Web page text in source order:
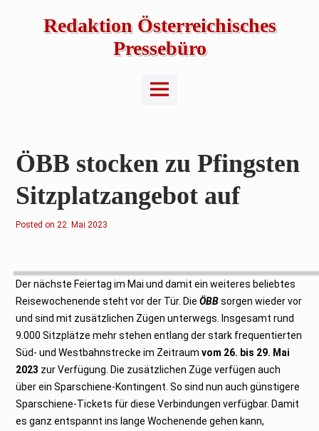
Redaktion Österreichisches
Pressebüro
Main
Menu
ÖBB stocken zu Pfingsten
Sitzplatzangebot auf
Posted on2
i
2
0
2
3
22. Mai 2023
Der nächste Feiertag im Mai und damit ein weiteres beliebtes
Reisewochenende steht vor der Tür. DieÖBBsorgen wieder vor
und sind mit zusätzlichen Zügen unterwegs. Insgesamt rund
9.000 Sitzplätze mehr stehen entlang der stark frequentierten
Süd- und Westbahnstrecke im Zeitraumvom 26. bis 29. Mai
2023 zur Verfügung. Die zusätzlichen Züge verfügen auch
über ein Sparschiene-Kontingent. So sind nun auch günstigere
Sparschiene-Tickets für diese Verbindungen verfügbar. Damit
es ganz entspannt ins lange Wochenende gehen kann,